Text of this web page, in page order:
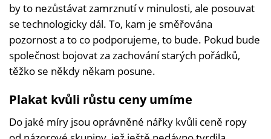
by to nezůstávat zamrznutí v minulosti, ale posouvat
se technologicky dál. To, kam je směřována
pozornost a to co podporujeme, to bude. Pokud bude
společnost bojovat za zachování starých pořádků,
těžko se někdy někam posune.
Plakat kvůli růstu ceny umíme
Do jaké míry jsou oprávněné nářky kvůli ceně ropy